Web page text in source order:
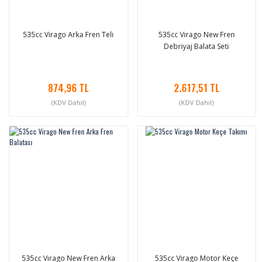
535cc Virago Arka Fren Teli
874,96 TL
(KDV Dahil)
535cc Virago New Fren
Debriyaj Balata Seti
2.617,51 TL
(KDV Dahil)
535cc Virago New Fren Arka
535cc Virago Motor Keçe